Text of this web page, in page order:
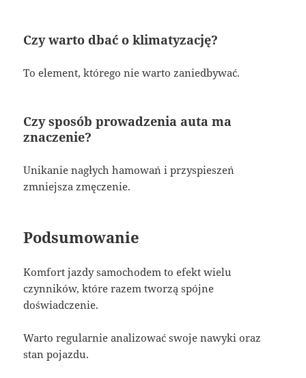
Czy warto dbać o klimatyzację?
To element, którego nie warto zaniedbywać.
Czy sposób prowadzenia auta ma
znaczenie?
Unikanie nagłych hamowań i przyspieszeń
zmniejsza zmęczenie.
Podsumowanie
Komfort jazdy samochodem to efekt wielu
czynników, które razem tworzą spójne
doświadczenie.
Warto regularnie analizować swoje nawyki oraz
stan pojazdu.